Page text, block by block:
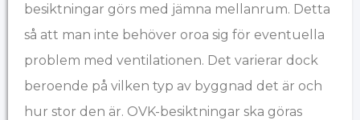
besiktningar görs med jämna mellanrum. Detta
så att man inte behöver oroa sig för eventuella
problem med ventilationen. Det varierar dock
beroende på vilken typ av byggnad det är och
hur stor den är. OVK-besiktningar ska göras